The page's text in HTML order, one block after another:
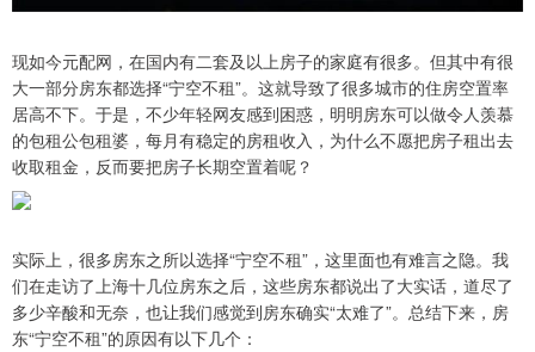
现如今元配网，在国内有二套及以上房子的家庭有很多。但其中有很
大一部分房东都选择“宁空不租”。这就导致了很多城市的住房空置率
居高不下。于是，不少年轻网友感到困惑，明明房东可以做令人羡慕
的包租公包租婆，每月有稳定的房租收入，为什么不愿把房子租出去
收取租金，反而要把房子长期空置着呢？
实际上，很多房东之所以选择“宁空不租”，这里面也有难言之隐。我
们在走访了上海十几位房东之后，这些房东都说出了大实话，道尽了
多少辛酸和无奈，也让我们感觉到房东确实“太难了”。总结下来，房
东“宁空不租”的原因有以下几个：